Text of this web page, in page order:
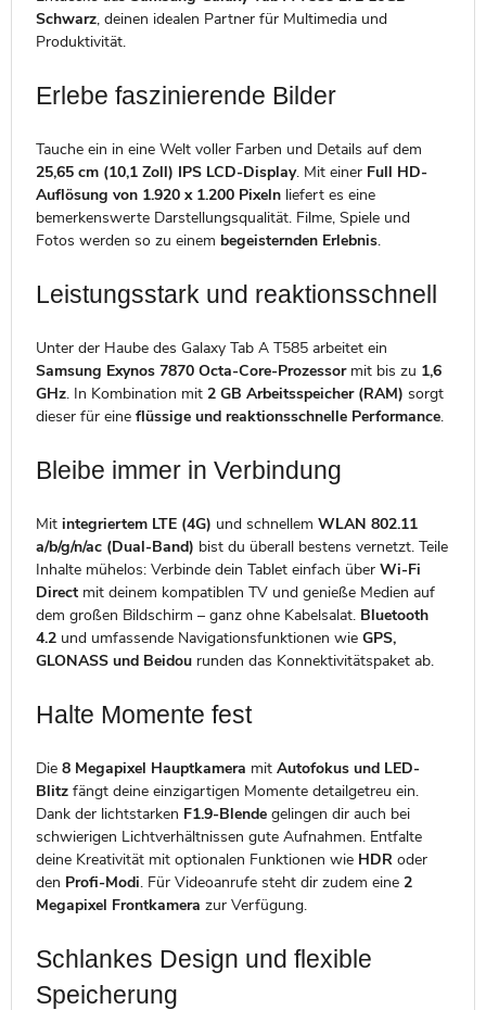
Schwarz, deinen idealen Partner für Multimedia und
Produktivität.
Erlebe faszinierende Bilder
Tauche ein in eine Welt voller Farben und Details auf dem
25,65 cm (10,1 Zoll) IPS LCD-Display. Mit einer Full HD-
Auflösung von 1.920 x 1.200 Pixelnliefert es eine
bemerkenswerte Darstellungsqualität. Filme, Spiele und
Fotos werden so zu einem begeisternden Erlebnis.
Leistungsstark und reaktionsschnell
Unter der Haube des Galaxy Tab A T585 arbeitet ein
Samsung Exynos 7870 Octa-Core-Prozessormit bis zu 1,6
GHz. In Kombination mit 2 GB Arbeitsspeicher (RAM) sorgt
dieser für eine flüssige und reaktionsschnelle Performance.
Bleibe immer in Verbindung
Mit integriertem LTE (4G) und schnellem WLAN 802.11
a/b/g/n/ac (Dual-Band) bist du überall bestens vernetzt. Teile
Inhalte mühelos: Verbinde dein Tablet einfach über Wi-Fi
Directmit deinem kompatiblen TV und genieße Medien auf
dem großen Bildschirm – ganz ohne Kabelsalat. Bluetooth
4.2und umfassende Navigationsfunktionen wie GPS,
GLONASS und Beidourunden das Konnektivitätspaket ab.
Halte Momente fest
Die 8 Megapixel Hauptkamera mit Autofokus und LED-
Blitzfängt deine einzigartigen Momente detailgetreu ein.
Dank der lichtstarken F1.9-Blendegelingen dir auch bei
schwierigen Lichtverhältnissen gute Aufnahmen. Entfalte
deine Kreativität mit optionalen Funktionen wie HDRoder
den Profi-Modi. Für Videoanrufe steht dir zudem eine 2
Megapixel Frontkamera zur Verfügung.
Schlankes Design und flexible
Speicherung